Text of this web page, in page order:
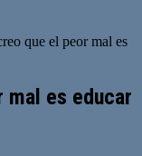
que el peor mal es
mal es educar